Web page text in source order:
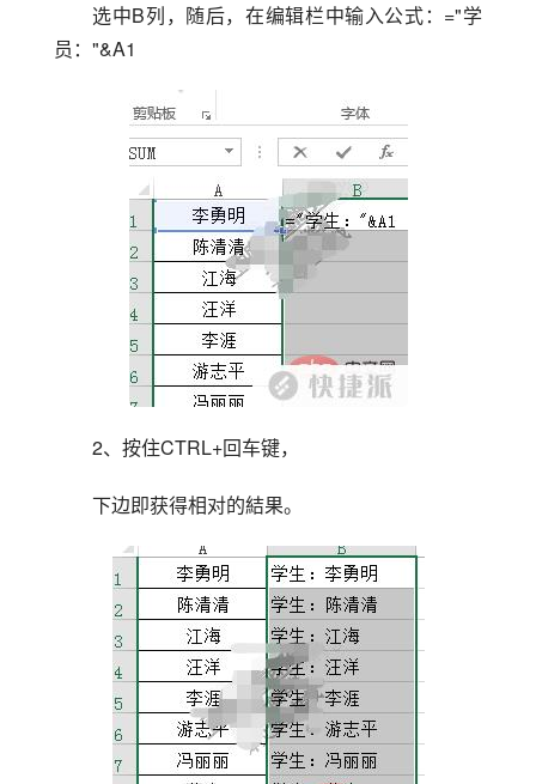
选中B列，随后，在编辑栏中输入公式：="学
员："&A1
2、按住CTRL+回车键，
下边即获得相对的結果。